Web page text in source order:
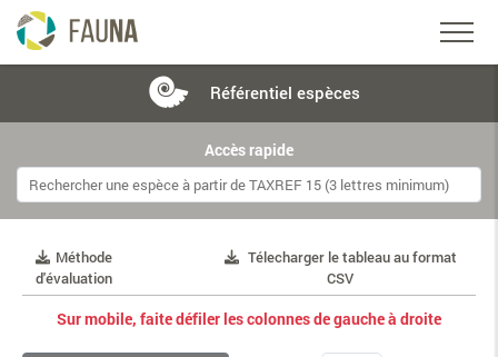
Référentiel espèces
Accès rapide
Méthode
d'évaluation
Télecharger le tableau au format
CSV
Sur mobile, faite défiler les colonnes de gauche à droite